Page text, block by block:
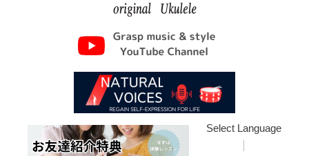
Select Language